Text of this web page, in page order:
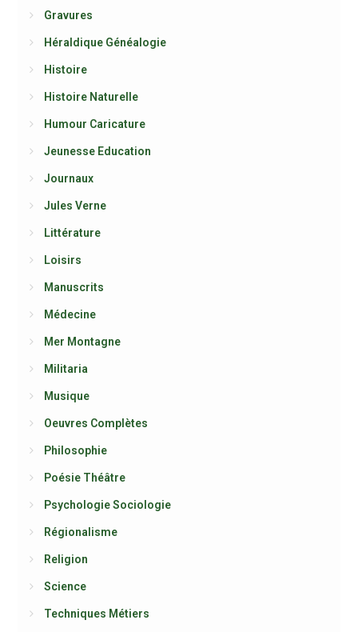
Gravures
Héraldique Généalogie
Histoire
Histoire Naturelle
Humour Caricature
Jeunesse Education
Journaux
Jules Verne
Littérature
Loisirs
Manuscrits
Médecine
Mer Montagne
Militaria
Musique
Oeuvres Complètes
Philosophie
Poésie Théâtre
Psychologie Sociologie
Régionalisme
Religion
Science
Techniques Métiers